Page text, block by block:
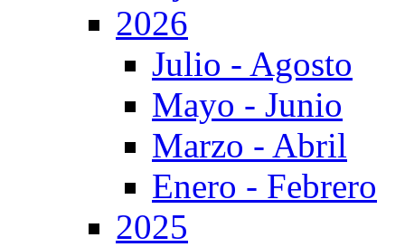
2026
Julio - Agosto
Mayo - Junio
Marzo - Abril
Enero - Febrero
2025